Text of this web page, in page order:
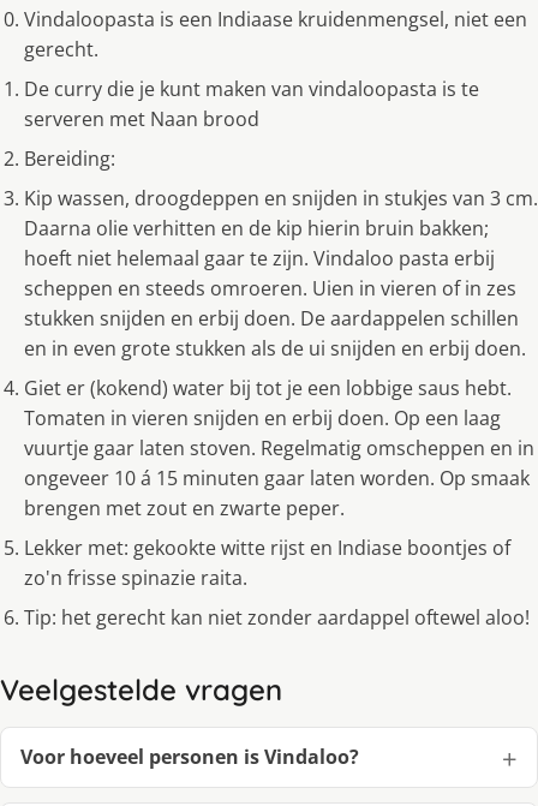
Vindaloopasta is een Indiaase kruidenmengsel, niet een
gerecht.
De curry die je kunt maken van vindaloopasta is te
serveren met Naan brood
Bereiding:
Kip wassen, droogdeppen en snijden in stukjes van 3 cm.
Daarna olie verhitten en de kip hierin bruin bakken;
hoeft niet helemaal gaar te zijn. Vindaloo pasta erbij
scheppen en steeds omroeren. Uien in vieren of in zes
stukken snijden en erbij doen. De aardappelen schillen
en in even grote stukken als de ui snijden en erbij doen.
Giet er (kokend) water bij tot je een lobbige saus hebt.
Tomaten in vieren snijden en erbij doen. Op een laag
vuurtje gaar laten stoven. Regelmatig omscheppen en in
ongeveer 10 á 15 minuten gaar laten worden. Op smaak
brengen met zout en zwarte peper.
Lekker met: gekookte witte rijst en Indiase boontjes of
zo'n frisse spinazie raita.
Tip: het gerecht kan niet zonder aardappel oftewel aloo!
Veelgestelde vragen
Voor hoeveel personen is Vindaloo?